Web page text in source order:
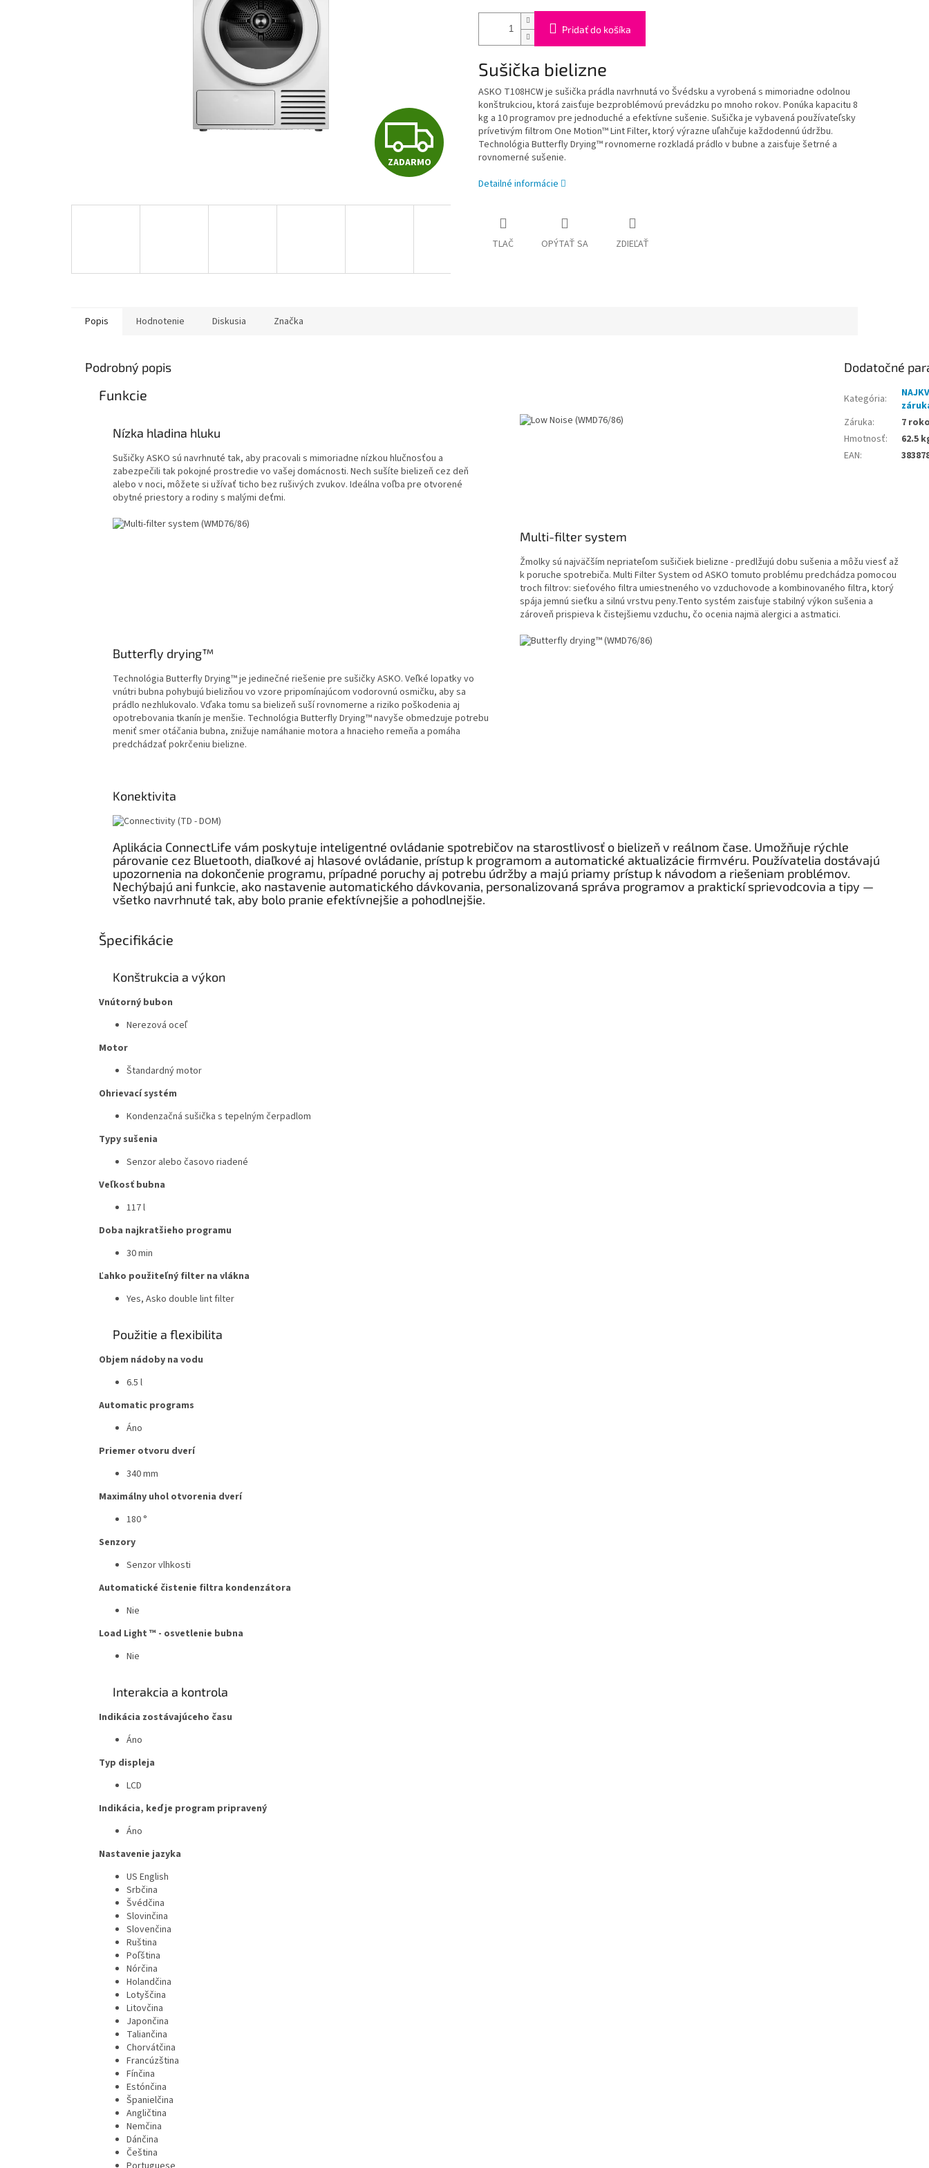
Z
A
A
ZADARMO
Pridať do košíka
Sušička bielizne
ASKO T108HCW je sušička prádla navrhnutá vo Švédsku a vyrobená s mimoriadne odolnou
konštrukciou, ktorá zaisťuje bezproblémovú prevádzku po mnoho rokov. Ponúka kapacitu 8
kg a 10 programov pre jednoduché a efektívne sušenie. Sušička je vybavená používateľsky
prívetivým filtrom One Motion™ Lint Filter, ktorý výrazne uľahčuje každodennú údržbu.
Technológia Butterfly Drying™ rovnomerne rozkladá prádlo v bubne a zaisťuje šetrné a
rovnomerné sušenie.
Detailné informácie
TLAČ OPÝTAŤ SA ZDIEĽAŤ
Popis Hodnotenie Diskusia Značka
Podrobný popis
Funkcie
Nízka hladina hluku
Sušičky ASKO sú navrhnuté tak, aby pracovali s mimoriadne nízkou hlučnosťou a
zabezpečili tak pokojné prostredie vo vašej domácnosti. Nech sušíte bielizeň cez deň
alebo v noci, môžete si užívať ticho bez rušivých zvukov. Ideálna voľba pre otvorené
obytné priestory a rodiny s malými deťmi.
Multi-filter system
Žmolky sú najväčším nepriateľom sušičiek bielizne - predlžujú dobu sušenia a môžu viesť až
k poruche spotrebiča. Multi Filter System od ASKO tomuto problému predchádza pomocou
troch filtrov: sieťového filtra umiestneného vo vzduchovode a kombinovaného filtra, ktorý
spája jemnú sieťku a silnú vrstvu peny.Tento systém zaisťuje stabilný výkon sušenia a
zároveň prispieva k čistejšiemu vzduchu, čo ocenia najmä alergici a astmatici.
Butterfly drying™
Technológia Butterfly Drying™ je jedinečné riešenie pre sušičky ASKO. Veľké lopatky vo
vnútri bubna pohybujú bielizňou vo vzore pripomínajúcom vodorovnú osmičku, aby sa
prádlo nezhlukovalo. Vďaka tomu sa bielizeň suší rovnomerne a riziko poškodenia aj
opotrebovania tkanín je menšie. Technológia Butterfly Drying™ navyše obmedzuje potrebu
meniť smer otáčania bubna, znižuje namáhanie motora a hnacieho remeňa a pomáha
predchádzať pokrčeniu bielizne.
Konektivita
Aplikácia ConnectLife vám poskytuje inteligentné ovládanie spotrebičov na starostlivosť o bielizeň v reálnom čase. Umožňuje rýchle
párovanie cez Bluetooth, diaľkové aj hlasové ovládanie, prístup k programom a automatické aktualizácie firmvéru. Používatelia dostávajú
upozornenia na dokončenie programu, prípadné poruchy aj potrebu údržby a majú priamy prístup k návodom a riešeniam problémov.
Nechýbajú ani funkcie, ako nastavenie automatického dávkovania, personalizovaná správa programov a praktickí sprievodcovia a tipy —
všetko navrhnuté tak, aby bolo pranie efektívnejšie a pohodlnejšie.
Špecifikácie
Konštrukcia a výkon
Vnútorný bubon
Nerezová oceľ
Motor
Štandardný motor
Ohrievací systém
Kondenzačná sušička s tepelným čerpadlom
Typy sušenia
Senzor alebo časovo riadené
Veľkosť bubna
117l
Doba najkratšieho programu
30min
Ľahko použiteľný filter na vlákna
Yes, Asko double lint filter
Použitie a flexibilita
Objem nádoby na vodu
6.5 l
Automatic programs
Áno
Priemer otvoru dverí
340mm
Maximálny uhol otvorenia dverí
180 °
Senzory
Senzor vlhkosti
Automatické čistenie filtra kondenzátora
Nie
Load Light ™ - osvetlenie bubna
Nie
Interakcia a kontrola
Indikácia zostávajúceho času
Áno
Typ displeja
LCD
Indikácia, keď je program pripravený
Áno
Nastavenie jazyka
US English
Srbčina
Švédčina
Slovinčina
Slovenčina
Ruština
Poľština
Nórčina
Holandčina
Lotyščina
Litovčina
Japončina
Taliančina
Chorvátčina
Francúzština
Fínčina
Estónčina
Španielčina
Angličtina
Nemčina
Dánčina
Čeština
Dodatočné
Kategória:
Záruka:
7
Hmotnosť:
62.5
EAN: